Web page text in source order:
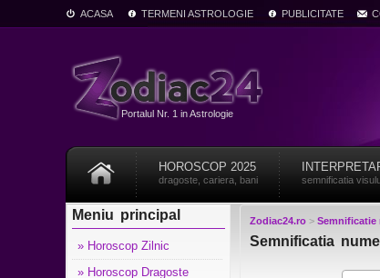
ACASA TERMENI ASTROLOGIE PUBLICITATE
Portalul Nr. 1 in Astrologie
HOROSCOP 2025
dragoste, cariera, bani semnificatia
Meniu principal
» Horoscop Zilnic
» Horoscop Dragoste
Zodiac24.ro > Semnificatie
Semnificatia